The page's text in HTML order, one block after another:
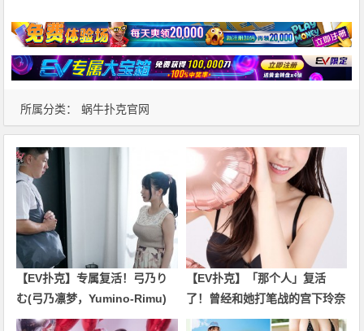
所属分类： 蜗牛扑克官网
【EV扑克】专属复活！弓乃り
む(弓乃凛梦，Yumino-Rimu)
只要不发生那件事我就不引退
【EV扑克】「那个人」复活
了！曾经和她打笔战的宫下玲奈
回应是？